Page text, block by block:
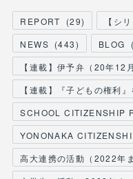
REPORT (29) 【シ
NEWS (443) BLOG (
【連載】伊予弁（20年12
【連載】『子どもの権利』
SCHOOL CITIZENSHIP
YONONAKA
高大連携の活動（2022年ま